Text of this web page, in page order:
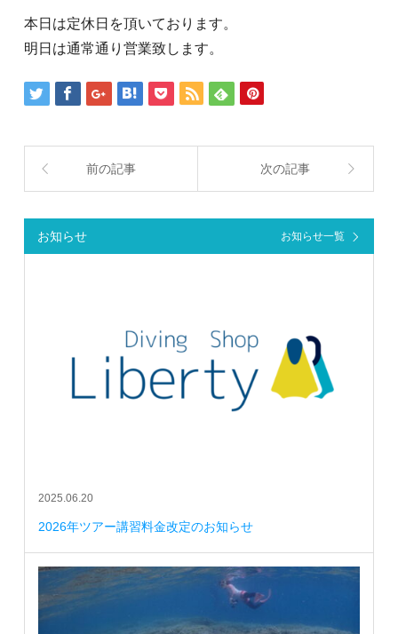
本日は定休日を頂いております。
明日は通常通り営業致します。
前の記事 次の記事
お知らせ お知らせ一覧
2025.06.20
2026年ツアー講習料金改定のお知らせ